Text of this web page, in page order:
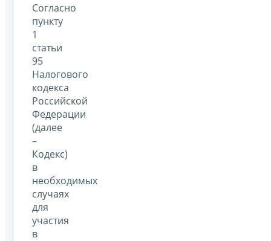
Согласно
пункту
1
статьи
95
Налогового
кодекса
Российской
Федерации
(далее
–
Кодекс)
в
необходимых
случаях
для
участия
в